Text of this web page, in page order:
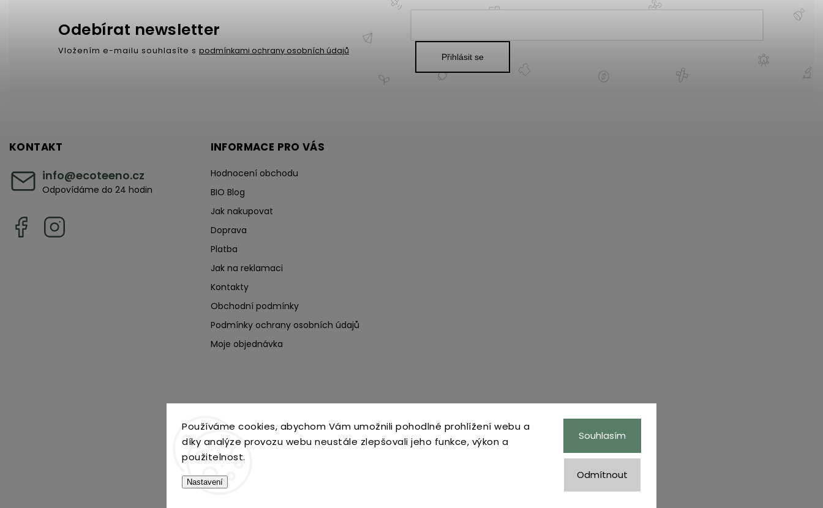
Používáme cookies, abychom Vám umožnili pohodlné prohlížení webu a
díky analýze provozu webu neustále zlepšovali jeho funkce, výkon a
použitelnost.
Nastavení
Odmítnout
Souhlasím
KONTAKT
info@ecoteeno.cz
Odpovídáme do 24 hodin
Odebírat newsletter
Vložením e-mailu souhlasíte s podmínkami ochrany osobních údajů
Přihlásit se
INFORMACE PRO VÁS
Hodnocení obchodu
BIO Blog
Jak nakupovat
Doprava
Platba
Jak na reklamaci
Kontakty
Obchodní podmínky
Podmínky ochrany osobních údajů
Moje objednávka
Copyright 2026Ecoteeno. Všechna práva vyhrazena.
Upravit nastavení cookies